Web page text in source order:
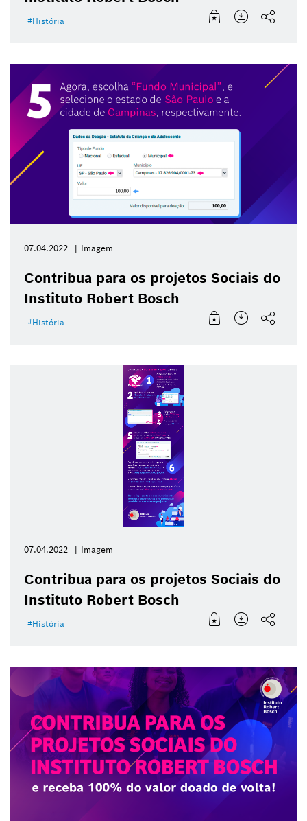
História
07.04.2022 Imagem
Contribua para os projetos Sociais do
Instituto Robert Bosch
História
07.04.2022 Imagem
Contribua para os projetos Sociais do
Instituto Robert Bosch
História